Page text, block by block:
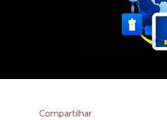
Compartilhar